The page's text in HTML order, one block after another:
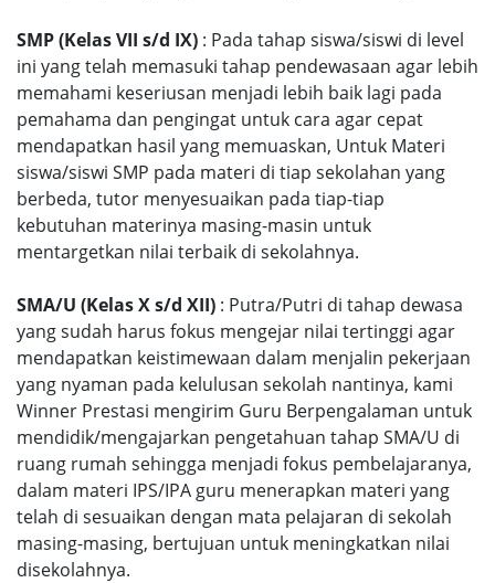
SMP (Kelas VII s/d IX) : Pada tahap siswa/siswi di level
ini yang telah memasuki tahap pendewasaan agar lebih
memahami keseriusan menjadi lebih baik lagi pada
pemahama dan pengingat untuk cara agar cepat
mendapatkan hasil yang memuaskan, Untuk Materi
siswa/siswi SMP pada materi di tiap sekolahan yang
berbeda, tutor menyesuaikan pada tiap-tiap
kebutuhan materinya masing-masin untuk
mentargetkan nilai terbaik di sekolahnya.
SMA/U (Kelas X s/d XII) : Putra/Putri di tahap dewasa
yang sudah harus fokus mengejar nilai tertinggi agar
mendapatkan keistimewaan dalam menjalin pekerjaan
yang nyaman pada kelulusan sekolah nantinya, kami
Winner Prestasi mengirim Guru Berpengalaman untuk
mendidik/mengajarkan pengetahuan tahap SMA/U di
ruang rumah sehingga menjadi fokus pembelajaranya,
dalam materi IPS/IPA guru menerapkan materi yang
telah di sesuaikan dengan mata pelajaran di sekolah
masing-masing, bertujuan untuk meningkatkan nilai
disekolahnya.